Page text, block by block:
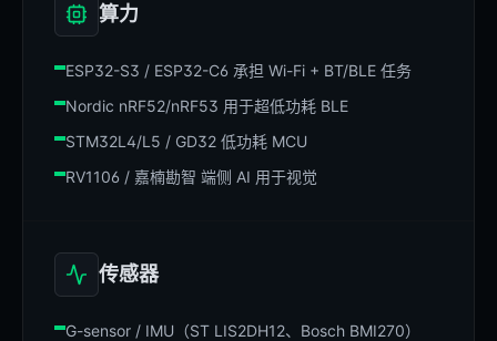
算力
ESP32-S3 / ESP32-C6 承担 Wi-Fi + BT/BLE 任务
Nordic nRF52/nRF53 用于超低功耗 BLE
STM32L4/L5 / GD32 低功耗 MCU
RV1106 / 嘉楠勘智 端侧 AI 用于视觉
传感器
G-sensor / IMU（ST LIS2DH12、Bosch BMI270）